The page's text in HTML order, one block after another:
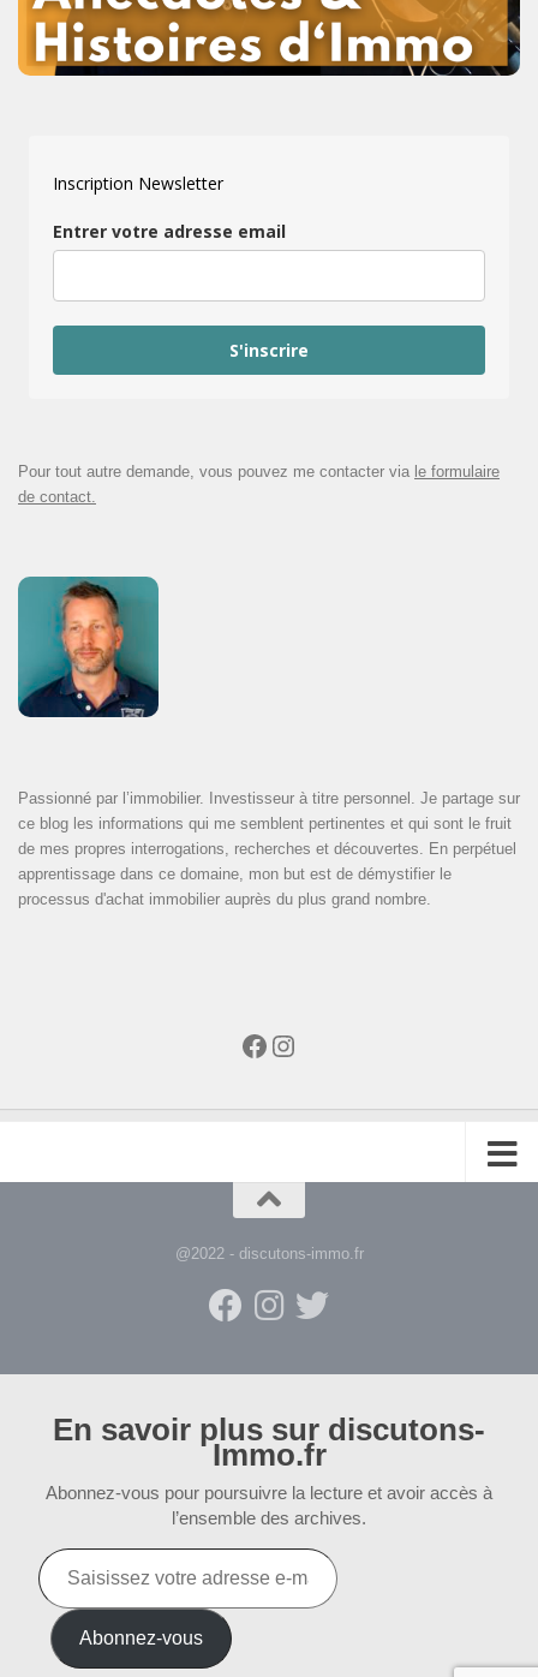
Inscription Newsletter
Entrer votre adresse email
S'inscrire
Pour tout autre demande, vous pouvez me contacter via le formulaire
de contact.
Passionné par l’immobilier. Investisseur à titre personnel. Je partage sur
ce blog les informations qui me semblent pertinentes et qui sont le fruit
de mes propres interrogations, recherches et découvertes. En perpétuel
apprentissage dans ce domaine, mon but est de démystifier le
processus d'achat immobilier auprès du plus grand nombre.
Facebook
Instagram
@2022 - discutons-immo.fr
En savoir plus sur discutons-
Immo.fr
Abonnez-vous pour poursuivre la lecture et avoir accès à
l’ensemble des archives.
Saisissez
votre
adresse
e-
mail…
Abonnez-vous